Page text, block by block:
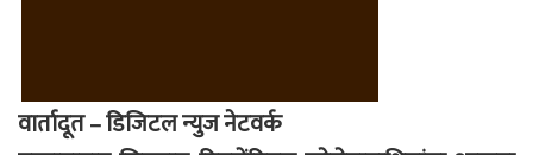
वार्तादूत – डिजिटल न्युज नेटवर्क